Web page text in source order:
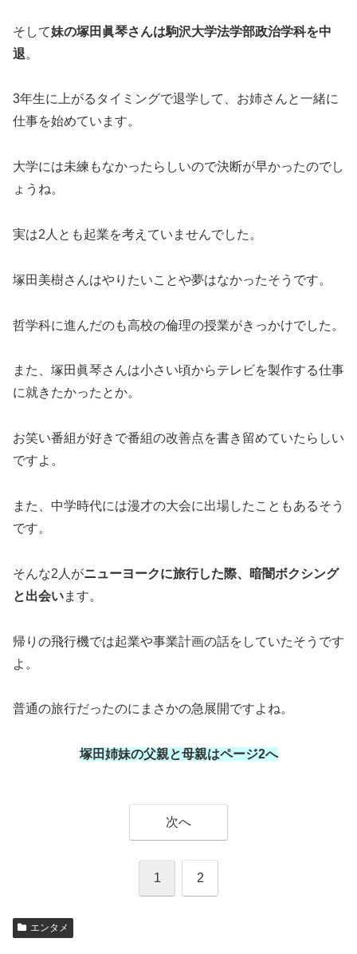
そして妹の塚田眞琴さんは駒沢大学法学部政治学科を中
退。
3年生に上がるタイミングで退学して、お姉さんと一緒に
仕事を始めています。
大学には未練もなかったらしいので決断が早かったのでし
ょうね。
実は2人とも起業を考えていませんでした。
塚田美樹さんはやりたいことや夢はなかったそうです。
哲学科に進んだのも高校の倫理の授業がきっかけでした。
また、塚田眞琴さんは小さい頃からテレビを製作する仕事
に就きたかったとか。
お笑い番組が好きで番組の改善点を書き留めていたらしい
ですよ。
また、中学時代には漫才の大会に出場したこともあるそう
です。
そんな2人がニューヨークに旅行した際、暗闇ボクシング
と出会います。
帰りの飛行機では起業や事業計画の話をしていたそうです
よ。
普通の旅行だったのにまさかの急展開ですよね。
塚田姉妹の父親と母親はページ2へ
次へ
1 2
エンタメ